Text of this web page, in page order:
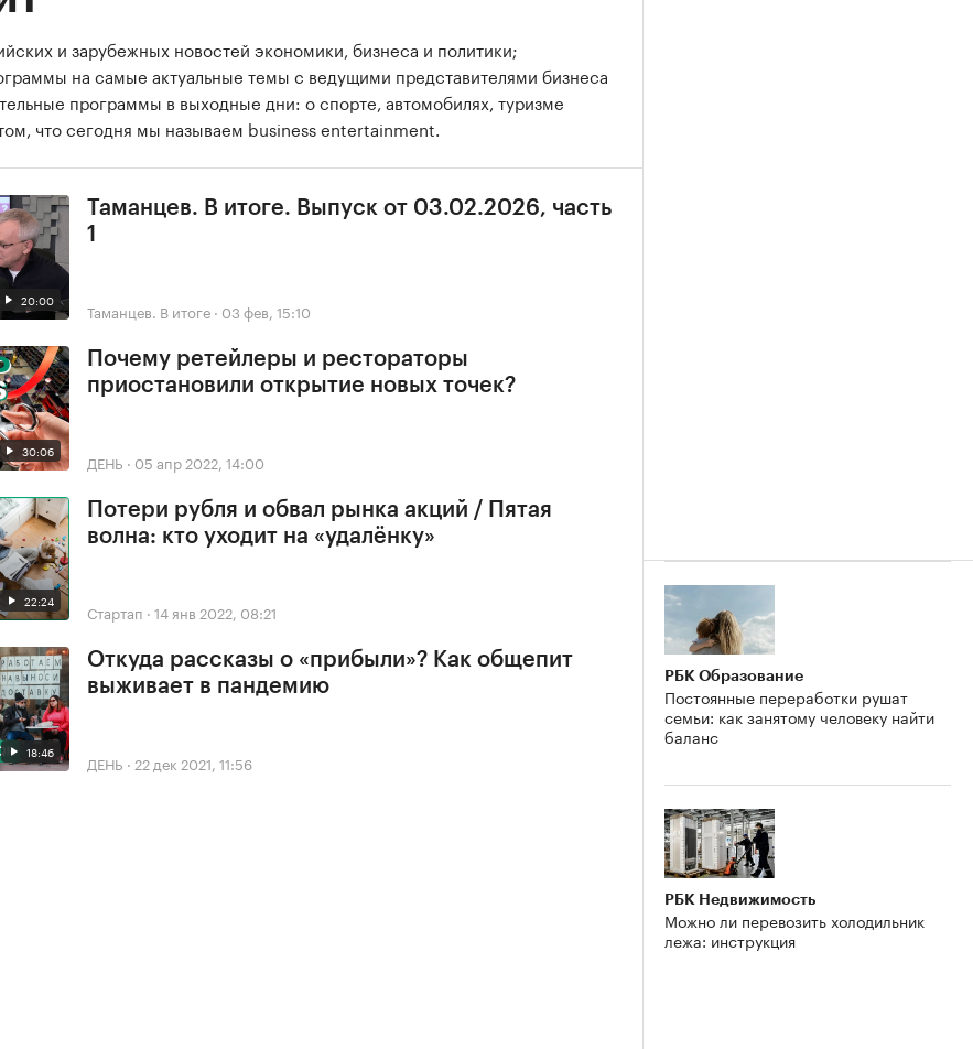
и зарубежных новостей экономики, бизнеса и политики;
на самые актуальные темы с ведущими представителями бизнеса
программы в выходные дни: о спорте, автомобилях, туризме
что сегодня мы называем business entertainment.
20:00
Таманцев. В итоге. Выпуск от 03.02.2026, часть
1
Таманцев. В итоге · 03 фев, 15:10
30:06
Почему ретейлеры и рестораторы
приостановили открытие новых точек?
ДЕНЬ · 05 апр 2022, 14:00
22:24
Потери рубля и обвал рынка акций / Пятая
волна: кто уходит на «удалёнку»
Стартап · 14 янв 2022, 08:21
18:46
Откуда рассказы о «прибыли»? Как общепит
выживает в пандемию
ДЕНЬ · 22 дек 2021, 11:56
РБК Образование
Постоянные переработки рушат
семьи: как занятому человеку найти
баланс
РБК Недвижимость
Можно ли перевозить холодильник
лежа: инструкция